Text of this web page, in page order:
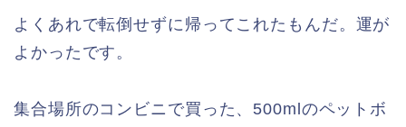
よくあれで転倒せずに帰ってこれたもんだ。運が
よかったです。
集合場所のコンビニで買った、500mlのペットボ